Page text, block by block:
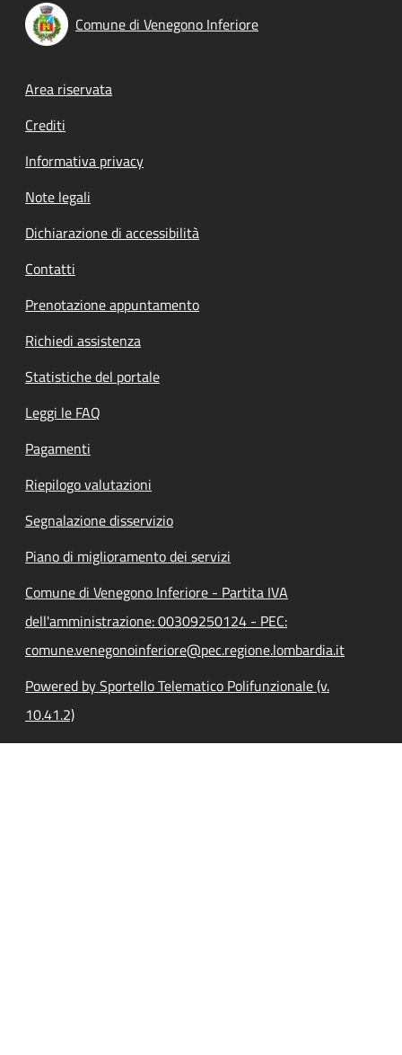
Comune di Venegono Inferiore
Footer menu
Area riservata
Crediti
Informativa privacy
Note legali
Dichiarazione di accessibilità
Contatti
Prenotazione appuntamento
Richiedi assistenza
Statistiche del portale
Leggi le FAQ
Pagamenti
Riepilogo valutazioni
Segnalazione disservizio
Piano di miglioramento dei servizi
Comune di Venegono Inferiore - Partita IVA
dell'amministrazione: 00309250124 - PEC:
comune.venegonoinferiore@pec.regione.lombardia.it
Powered by Sportello Telematico Polifunzionale (v.
10.41.2)